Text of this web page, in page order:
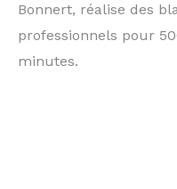
Bonnert, réalise des
professionnels pour
minutes.